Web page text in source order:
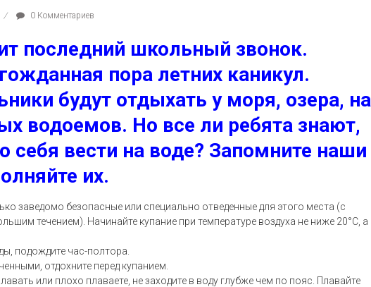
0 Комментариев
последний школьный звонок.
пора летних каникул.
будут отдыхать у моря, озера, на
водоемов. Но все ли ребята знают,
себя вести на воде? Запомните наши
их.
заведомо безопасные или специально отведенные для этого места (с
течением). Начинайте купание при температуре воздуха не ниже 20°С, а
подождите час-полтора.
отдохните перед купанием.
или плохо плаваете, не заходите в воду глубже чем по пояс. Плавайте